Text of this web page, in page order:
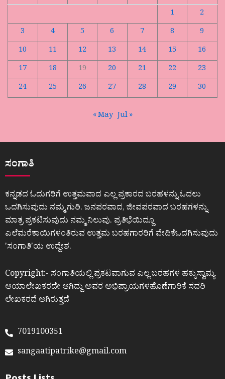
1
2
3
4 5 6 7 8
9
10
11 12 13 14 15
16
17
18 19 20 21 22
23
24
25 26 27 28 29 30
« May Jul »
ಸಂಗಾತಿ
ಕನ್ನಡದ ಓದುಗರಿಗೆ ಉತ್ತಮವಾದ ಎಲ್ಲ ಪ್ರಕಾರದ ಬರಹಳನ್ನು ಓದಲು
ಒದಗಿಸುವುದು ನಮ್ಮ ಗುರಿ. ಜನಪರವಾದ, ಜೀವಪರವಾದ ಬರಹಗಳನ್ನು
ಮಾತ್ರ ಪ್ರಕಟಿಸುವುದು ನಮ್ಮ ನಿಲುವು. ಪ್ರತಿಭೆಯಿದ್ದೂ
ಎಲೆಮರೆಕಾಯಿಗಳಂತಿರುವ ಉತ್ತಮ ಬರಹಗಾರರಿಗೆ ವೇದಿಕೆಒದಗಿಸುವುದು
ʼಸಂಗಾತಿʼಯ ಉದ್ದೇಶ.
Copyright:- ಸಂಗಾತಿಯಲ್ಲಿ ಪ್ರಕಟವಾಗುವ ಎಲ್ಲ ಬರಹಗಳ ಹಕ್ಕುಸ್ವಾಮ್ಯ
ಆಯಾಲೇಖಕರದೇ ಆಗಿದ್ದು ಅವರ ಅಭಿಪ್ರಾಯಗಳಹೊಣೆಗಾರಿಕೆ ಸದರಿ
ಲೇಖಕರದೆ ಆಗಿರುತ್ತದೆ
7019100351
sangaatipatrike@gmail.com